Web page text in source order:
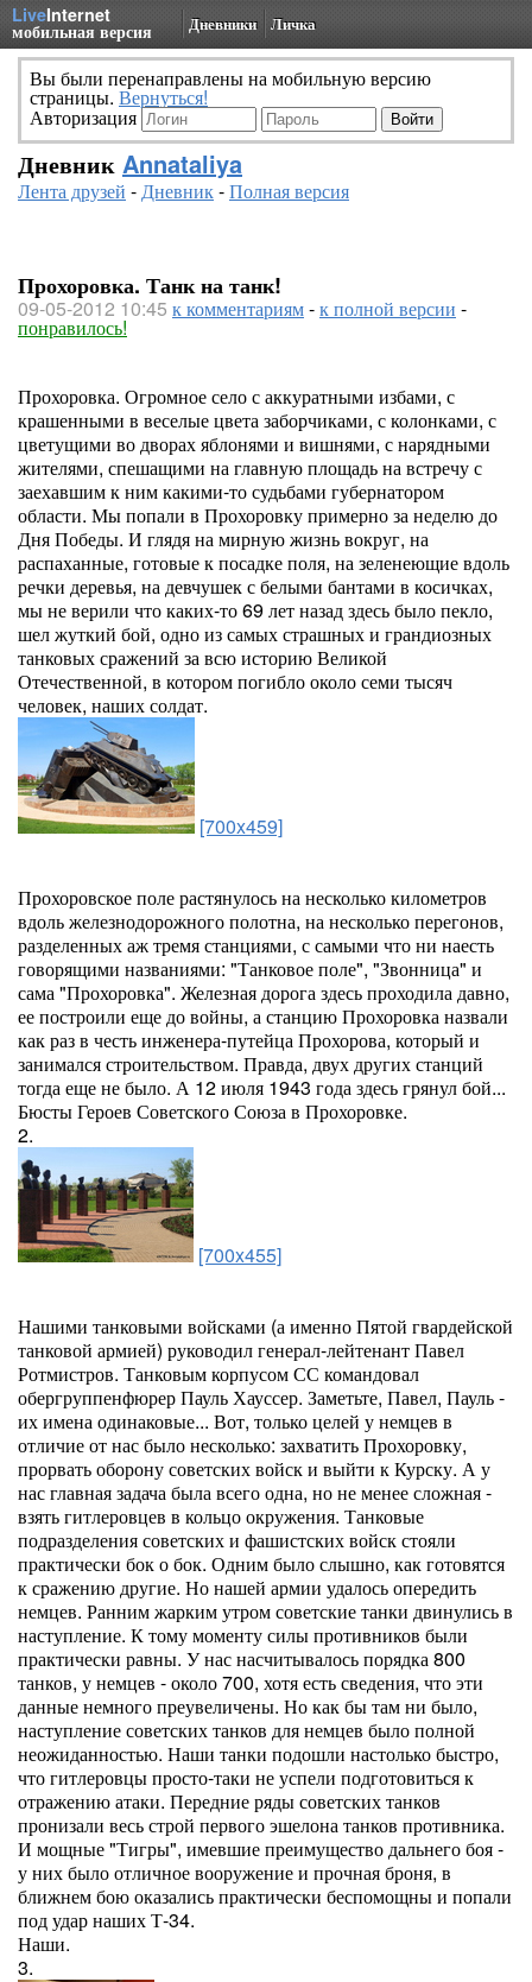
LiveInternet
мобильная версия Дневники Личка
Вы были перенаправлены на мобильную версию
страницы. Вернуться!
Авторизация
Дневник Annataliya
Лента друзей -Дневник-Полная версия
Прохоровка. Танк на танк!
09-05-2012 10:45 к комментариям-к полной версии -
понравилось!
Прохоровка. Огромное село с аккуратными избами, с
крашенными в веселые цвета заборчиками, с колонками, с
цветущими во дворах яблонями и вишнями, с нарядными
жителями, спешащими на главную площадь на встречу с
заехавшим к ним какими-то судьбами губернатором
области. Мы попали в Прохоровку примерно за неделю до
Дня Победы. И глядя на мирную жизнь вокруг, на
распаханные, готовые к посадке поля, на зеленеющие вдоль
речки деревья, на девчушек с белыми бантами в косичках,
мы не верили что каких-то 69 лет назад здесь было пекло,
шел жуткий бой, одно из самых страшных и грандиозных
танковых сражений за всю историю Великой
Отечественной, в котором погибло около семи тысяч
человек, наших солдат.
[700x459]
Прохоровское поле растянулось на несколько километров
вдоль железнодорожного полотна, на несколько перегонов,
разделенных аж тремя станциями, с самыми что ни наесть
говорящими названиями: "Танковое поле", "Звонница" и
сама "Прохоровка". Железная дорога здесь проходила давно,
ее построили еще до войны, а станцию Прохоровка назвали
как раз в честь инженера-путейца Прохорова, который и
занимался строительством. Правда, двух других станций
тогда еще не было. А 12 июля 1943 года здесь грянул бой...
Бюсты Героев Советского Союза в Прохоровке.
2.
[700x455]
Нашими танковыми войсками (а именно Пятой гвардейской
танковой армией) руководил генерал-лейтенант Павел
Ротмистров. Танковым корпусом СС командовал
обергруппенфюрер Пауль Хауссер. Заметьте, Павел, Пауль -
их имена одинаковые... Вот, только целей у немцев в
отличие от нас было несколько: захватить Прохоровку,
прорвать оборону советских войск и выйти к Курску. А у
нас главная задача была всего одна, но не менее сложная -
взять гитлеровцев в кольцо окружения. Танковые
подразделения советских и фашистских войск стояли
практически бок о бок. Одним было слышно, как готовятся
к сражению другие. Но нашей армии удалось опередить
немцев. Ранним жарким утром советские танки двинулись в
наступление. К тому моменту силы противников были
практически равны. У нас насчитывалось порядка 800
танков, у немцев - около 700, хотя есть сведения, что эти
данные немного преувеличены. Но как бы там ни было,
наступление советских танков для немцев было полной
неожиданностью. Наши танки подошли настолько быстро,
что гитлеровцы просто-таки не успели подготовиться к
отражению атаки. Передние ряды советских танков
пронизали весь строй первого эшелона танков противника.
И мощные "Тигры", имевшие преимущество дальнего боя -
у них было отличное вооружение и прочная броня, в
ближнем бою оказались практически беспомощны и попали
под удар наших Т-34.
Наши.
3.